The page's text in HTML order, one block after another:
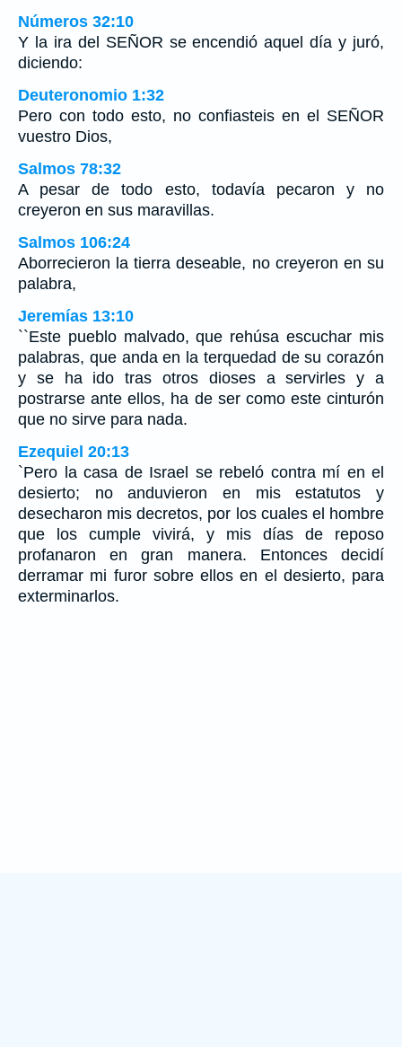
Números 32:10
Y la ira del SEÑOR se encendió aquel día y juró,
diciendo:
Deuteronomio 1:32
Pero con todo esto, no confiasteis en el SEÑOR
vuestro Dios,
Salmos 78:32
A pesar de todo esto, todavía pecaron y no
creyeron en sus maravillas.
Salmos 106:24
Aborrecieron la tierra deseable, no creyeron en su
palabra,
Jeremías 13:10
``Este pueblo malvado, que rehúsa escuchar mis
palabras, que anda en la terquedad de su corazón
y se ha ido tras otros dioses a servirles y a
postrarse ante ellos, ha de ser como este cinturón
que no sirve para nada.
Ezequiel 20:13
`Pero la casa de Israel se rebeló contra mí en el
desierto; no anduvieron en mis estatutos y
desecharon mis decretos, por los cuales el hombre
que los cumple vivirá, y mis días de reposo
profanaron en gran manera. Entonces decidí
derramar mi furor sobre ellos en el desierto, para
exterminarlos.